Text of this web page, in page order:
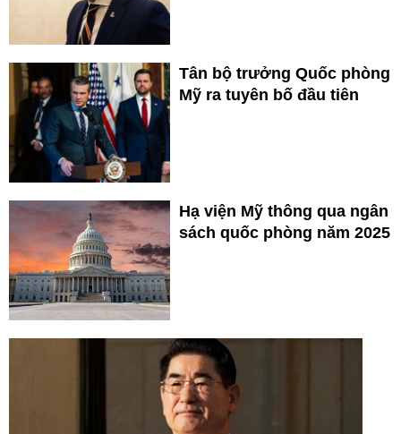
Tân bộ trưởng Quốc phòng
Mỹ ra tuyên bố đầu tiên
Hạ viện Mỹ thông qua ngân
sách quốc phòng năm 2025